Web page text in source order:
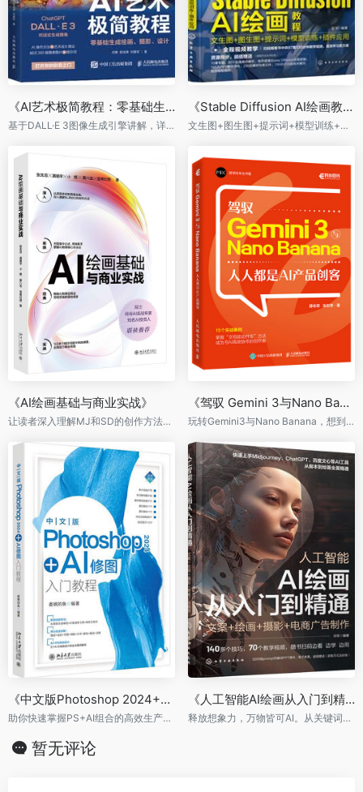
《AI艺术极简教程：零基础生成绘画、摄影、设计》
基于DALL·E 3图像生成引擎讲解，详解提示词写法和图像生成技巧
《Stable Diffusion AI绘画教程》
文生图+图生图+提示词+模型训练+插件应用
《AI绘画基础与商业实战》
让读者深入理解MJ和SD的创作方法，揭秘AI绘画在商业变现领域的落地场景，掌握AI绘画
《驾驭 Gemini 3与Nano Banana：人人都是AI产品创客》
玩转Gemini3与Nano Banana，想到就能做到
《中文版Photoshop 2024+AI修图入门教程》
助你快速掌握PS+AI组合的高效生产力和未来创新力！
《人工智能AI绘画从入门到精通：文案＋绘画＋摄影＋电商广告制作》
释放想象力，万物皆可AI。从关键词到出图，AI绘画全面精通。
暂无评论